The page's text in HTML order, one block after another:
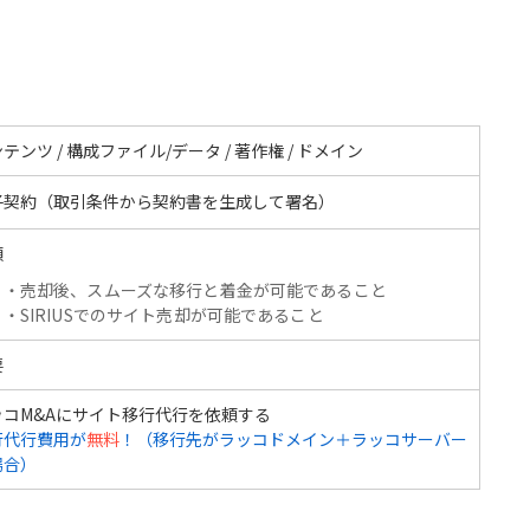
テンツ / 構成ファイル/データ / 著作権 / ドメイン
約（取引条件から契約書を生成して署名）
・売却後、スムーズな移行と着金が可能であること
・SIRIUSでのサイト売却が可能であること
M&Aにサイト移行代行を依頼する
行費用が無料！（移行先がラッコドメイン＋ラッコサーバー
）